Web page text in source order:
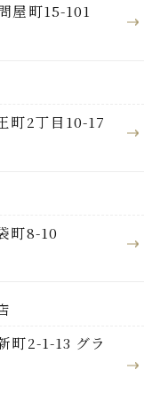
屋町15-101
町2丁目10-17
町8-10
町2-1-13 グラ